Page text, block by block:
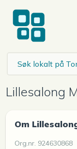
Lillesalong
Om
Org.nr. 924630868